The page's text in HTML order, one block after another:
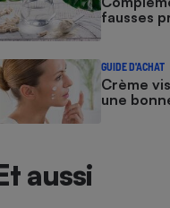
fausses
GUIDE D'ACHAT
Crème
une
aussi